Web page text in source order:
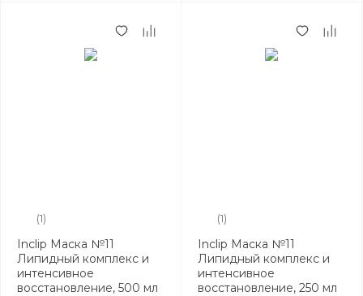
(1)
Inclip Маска №11
Липидный комплекс и
интенсивное
восстановление, 500 мл
(1)
Inclip Маска №11
Липидный комплекс и
интенсивное
восстановление, 250 мл